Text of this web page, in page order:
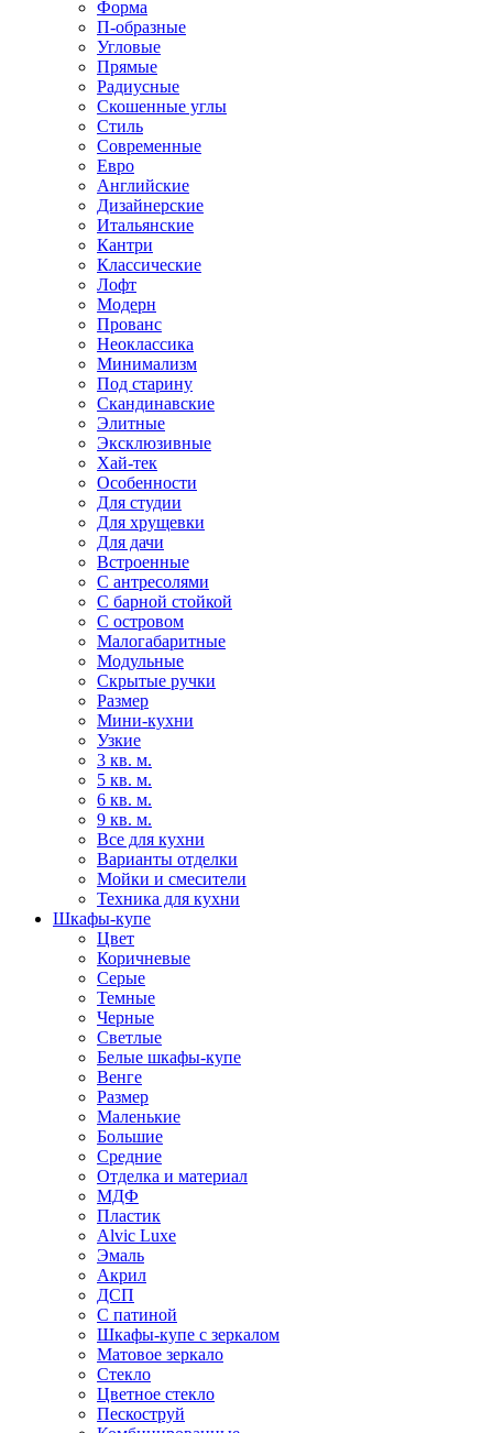
Форма
П-образные
Угловые
Прямые
Радиусные
Скошенные углы
Стиль
Современные
Евро
Английские
Дизайнерские
Итальянские
Кантри
Классические
Лофт
Модерн
Прованс
Неоклассика
Минимализм
Под старину
Скандинавские
Элитные
Эксклюзивные
Хай-тек
Особенности
Для студии
Для хрущевки
Для дачи
Встроенные
С антресолями
С барной стойкой
С островом
Малогабаритные
Модульные
Скрытые ручки
Размер
Мини-кухни
Узкие
3 кв. м.
5 кв. м.
6 кв. м.
9 кв. м.
Все для кухни
Варианты отделки
Мойки и смесители
Техника для кухни
Шкафы-купе
Цвет
Коричневые
Серые
Темные
Черные
Светлые
Белые шкафы-купе
Венге
Размер
Маленькие
Большие
Средние
Отделка и материал
МДФ
Пластик
Alvic Luxe
Эмаль
Акрил
ДСП
С патиной
Шкафы-купе с зеркалом
Матовое зеркало
Стекло
Цветное стекло
Пескоструй